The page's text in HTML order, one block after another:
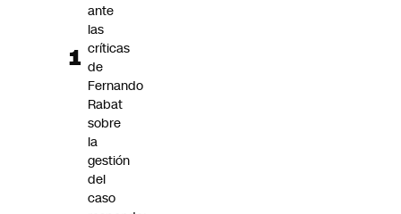
ante
las
críticas
de
Fernando
Rabat
sobre
la
gestión
del
caso